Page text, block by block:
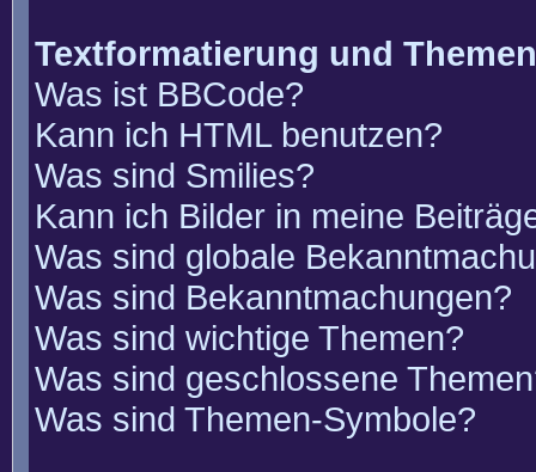
Textformatierung und
Was ist BBCode?
Kann ich HTML benutzen?
Was sind Smilies?
Kann ich Bilder in meine
Was sind globale
Was sind Bekanntmachungen?
Was sind wichtige Themen?
Was sind geschlossene
Was sind Themen-Symbole?